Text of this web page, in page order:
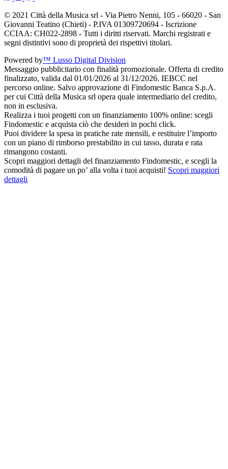
© 2021 Città della Musica srl - Via Pietro Nenni, 105 - 66020 - San
Giovanni Teatino (Chieti) - P.IVA 01309720694 - Iscrizione
CCIAA: CH022-2898 - Tutti i diritti riservati. Marchi registrati e
segni distintivi sono di proprietà dei rispettivi titolari.
Powered by™ Lusso Digital Division
Messaggio pubblicitario con finalità promozionale. Offerta di credito
finalizzato, valida dal 01/01/2026 al 31/12/2026. IEBCC nel
percorso online. Salvo approvazione di Findomestic Banca S.p.A.
per cui Città della Musica srl opera quale intermediario del credito,
non in esclusiva.
Realizza i tuoi progetti con un finanziamento 100% online: scegli
Findomestic e acquista ciò che desideri in pochi click.
Puoi dividere la spesa in pratiche rate mensili, e restituire l’importo
con un piano di rimborso prestabilito in cui tasso, durata e rata
rimangono costanti.
Scopri maggiori dettagli del finanziamento Findomestic, e scegli la
comodità di pagare un po’ alla volta i tuoi acquisti! Scopri maggiori
dettagli